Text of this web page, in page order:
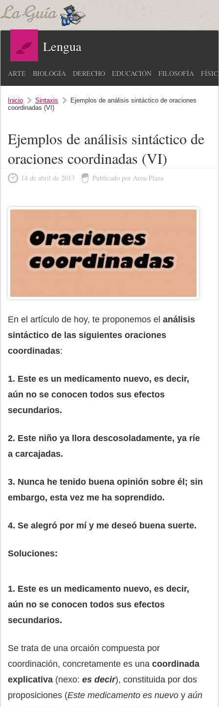
Lengua
ARTE BIOLOGÍA DERECHO EDUCACIÓN FILOSOFÍA
Inicio Sintaxis
Ejemplos de análisis sintáctico de oraciones
coordinadas (VI)
Ejemplos de análisis sintáctico de
oraciones coordinadas (VI)
14 de abril de 2013 Publicado por Aroa Plaza
En el artículo de hoy, te proponemos el análisis
sintáctico de las siguientes oraciones
coordinadas:
1. Este es un medicamento nuevo, es decir,
aún no se conocen todos sus efectos
secundarios.
2. Este niño ya llora descosoladamente, ya ríe
a carcajadas.
3. Nunca he tenido buena opinión sobre él; sin
embargo, esta vez me ha soprendido.
4. Se alegró por mí y me deseó buena suerte.
Soluciones:
1. Este es un medicamento nuevo, es decir,
aún no se conocen todos sus efectos
secundarios.
Se trata de una orcaión compuesta por
coordinación, concretamente es una coordinada
explicativa (nexo: es decir), constituida por dos
proposiciones (Este medicamento es nuevo y aún